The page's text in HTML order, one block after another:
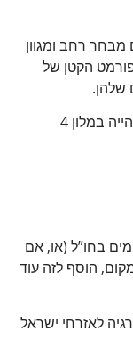
רחב ומגוון
הקטן של
נעצור, כדוגמה, במחירים של לילה אחד לשהייה במלון 4
המתקבל במינימום 3-4 ימים בחו”ל (או, אם
הוסף לזה עוד
לאזרחי ישראל